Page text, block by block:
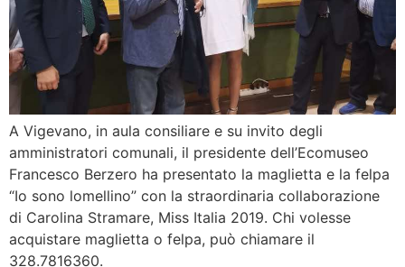
A Vigevano, in aula consiliare e su invito degli
amministratori comunali, il presidente dell’Ecomuseo
Francesco Berzero ha presentato la maglietta e la felpa
“Io sono lomellino” con la straordinaria collaborazione
di Carolina Stramare, Miss Italia 2019. Chi volesse
acquistare maglietta o felpa, può chiamare il
328.7816360.